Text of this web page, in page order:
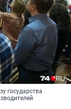
государства